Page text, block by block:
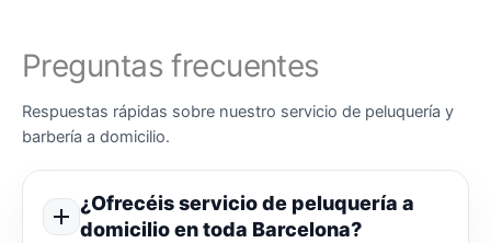
Preguntas frecuentes
Respuestas rápidas sobre nuestro servicio de peluquería y
barbería a domicilio.
¿Ofrecéis servicio de peluquería a
domicilio en toda Barcelona?